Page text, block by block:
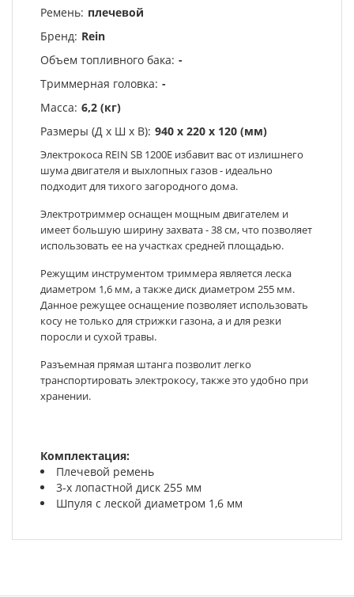
Ремень: плечевой
Бренд: Rein
Объем топливного бака: -
Триммерная головка: -
Масса: 6,2 (кг)
Размеры (Д х Ш х В): 940 х 220 х 120 (мм)
Электрокоса REIN SB 1200Е избавит вас от излишнего
шума двигателя и выхлопных газов - идеально
подходит для тихого загородного дома.
Электротриммер оснащен мощным двигателем и
имеет большую ширину захвата - 38 см, что позволяет
использовать ее на участках средней площадью.
Режущим инструментом триммера является леска
диаметром 1,6 мм, а также диск диаметром 255 мм.
Данное режущее оснащение позволяет использовать
косу не только для стрижки газона, а и для резки
поросли и сухой травы.
Разъемная прямая штанга позволит легко
транспортировать электрокосу, также это удобно при
хранении.
Комплектация:
Плечевой ремень
3-х лопастной диск 255 мм
Шпуля с леской диаметром 1,6 мм